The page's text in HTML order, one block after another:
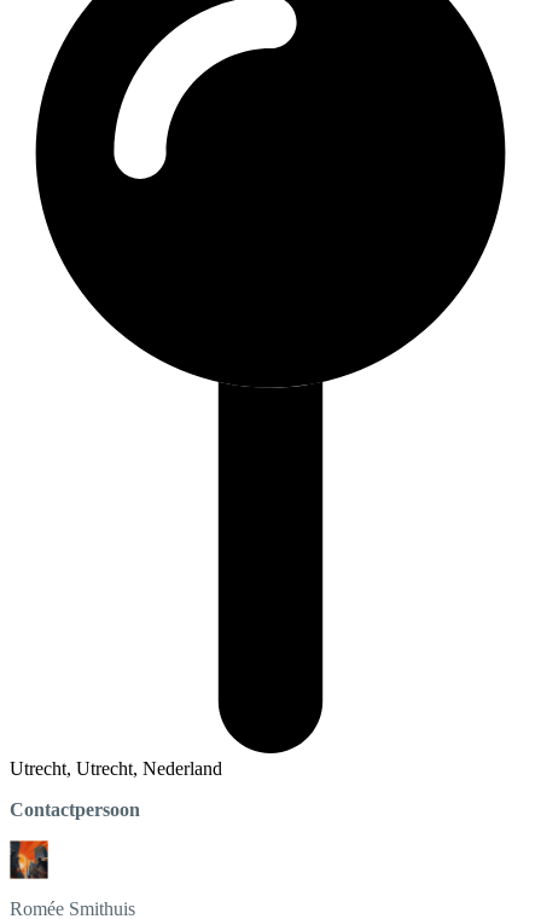
Utrecht, Utrecht, Nederland
Contactpersoon
Romée Smithuis